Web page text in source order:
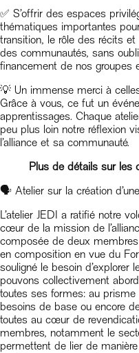
✅ S’offrir des espaces
thématiques importantes
transition, le rôle des récits
des communautés, sans
financement de nos groupes
💡 Un immense merci à
Grâce à vous, ce fut un
apprentissages. Chaque
peu plus loin notre réflexion
l’alliance et sa communauté.
Plus de détails sur les
🗣 Atelier sur la création
L’atelier JEDI a ratifié notre
cœur de la mission de
composée de deux
en composition en vue du
souligné le besoin d’explorer
pouvons collectivement
toutes ses formes: au
besoins de base ou encore
toutes au cœur de
membres, notamment le
permettent de lier de